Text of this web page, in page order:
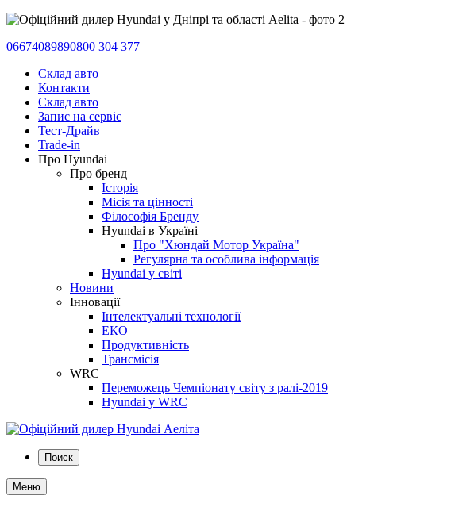
06674089890800 304 377
Склад авто
Контакти
Склад авто
Запис на сервіс
Тест-Драйв
Trade-in
Про Hyundai
Про бренд
Історія
Місія та цінності
Філософія Бренду
Hyundai в Україні
Про "Хюндай Мотор Україна"
Регулярна та особлива інформація
Hyundai у світі
Новини
Інновації
Інтелектуальні технології
ЕКО
Продуктивність
Трансмісія
WRC
Переможець Чемпіонату світу з ралі-2019
Hyundai у WRC
Поиск
Меню